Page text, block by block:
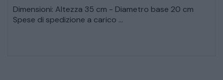
Dimensioni: Altezza 35 cm - Diametro base 20 cm
Spese di spedizione a carico ...